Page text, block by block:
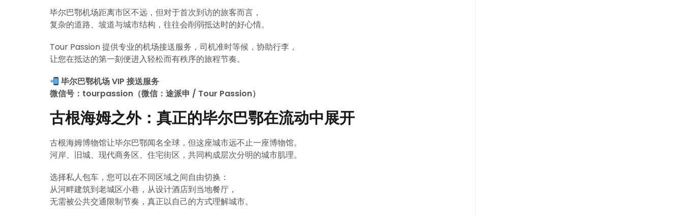
毕尔巴鄂机场距离市区不远，但对于首次到访的旅客而言，
复杂的道路、坡道与城市结构，往往会削弱抵达时的好心情。
Tour Passion 提供专业的机场接送服务，司机准时等候，协助行李，
让您在抵达的第一刻便进入轻松而有秩序的旅程节奏。
毕尔巴鄂机场 VIP 接送服务
微信号：tourpassion（微信：途派申 / Tour Passion）
古根海姆之外：真正的毕尔巴鄂在流动中展开
古根海姆博物馆让毕尔巴鄂闻名全球，但这座城市远不止一座博物馆。
河岸、旧城、现代商务区、住宅街区，共同构成层次分明的城市肌理。
选择私人包车，您可以在不同区域之间自由切换：
从河畔建筑到老城区小巷，从设计酒店到当地餐厅，
无需被公共交通限制节奏，真正以自己的方式理解城市。